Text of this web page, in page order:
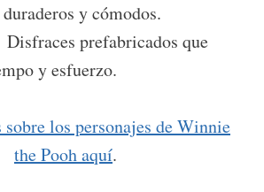
y cómodos.
Disfraces prefabricados que
y esfuerzo.
sobre los personajes de Winnie
the Pooh aquí.